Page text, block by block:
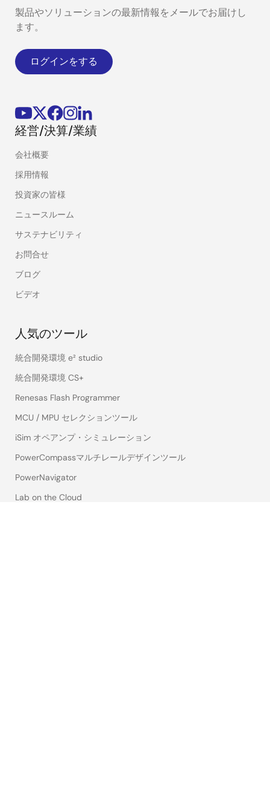
製品やソリューションの最新情報をメールでお届けし
ます。
ログインをする
経営/決算/業績
会社概要
採用情報
投資家の皆様
ニュースルーム
サステナビリティ
お問合せ
ブログ
ビデオ
人気のツール
統合開発環境 e² studio
統合開発環境 CS+
Renesas Flash Programmer
MCU / MPU セレクションツール
iSim オペアンプ・シミュレーション
PowerCompassマルチレールデザインツール
PowerNavigator
Lab on the Cloud